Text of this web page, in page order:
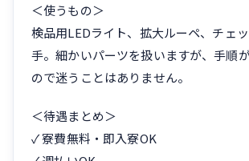
＜使うもの＞
検品用LEDライト、拡大ルーペ、チェ
手。細かいパーツを扱いますが、手順
ので迷うことはありません。
＜待遇まとめ＞
✓ 寮費無料・即入寮OK